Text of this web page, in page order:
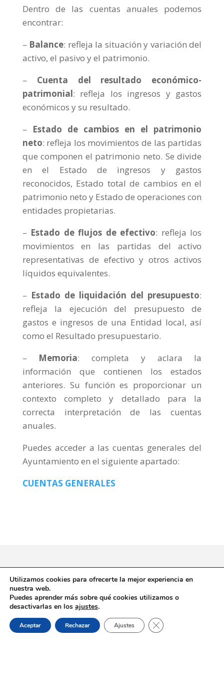
Dentro de las cuentas anuales podemos
encontrar:
– Balance: refleja la situación y variación del
activo, el pasivo y el patrimonio.
–
Cuenta del resultado económico-
patrimonial: refleja los ingresos y gastos
económicos y su resultado.
–
Estado de cambios en el patrimonio
neto: refleja los movimientos de las partidas
que componen el patrimonio neto. Se divide
en el Estado de ingresos y gastos
reconocidos, Estado total de cambios en el
patrimonio neto y Estado de operaciones con
entidades propietarias.
– Estado de flujos de efectivo: refleja los
movimientos en las partidas del activo
representativas de efectivo y otros activos
líquidos equivalentes.
– Estado de liquidación del presupuesto:
refleja la ejecución del presupuesto de
gastos e ingresos de una Entidad local, así
como el Resultado presupuestario.
–
Memoria: completa y aclara la
información que contienen los estados
anteriores. Su función es proporcionar un
contexto completo y detallado para la
correcta interpretación de las cuentas
anuales.
Puedes acceder a las cuentas generales del
Ayuntamiento en el siguiente apartado:
CUENTAS GENERALES
Dónde estamos:
Placeta de Molina, 4
03830 Muro d’Alcoi, Alicante, España
Utilizamos cookies para ofrecerte la mejor experiencia en
nuestra web.
Puedes aprender más sobre qué cookies utilizamos o
desactivarlas en los ajustes.
Aceptar Rechazar Ajustes Cerrar el banner de